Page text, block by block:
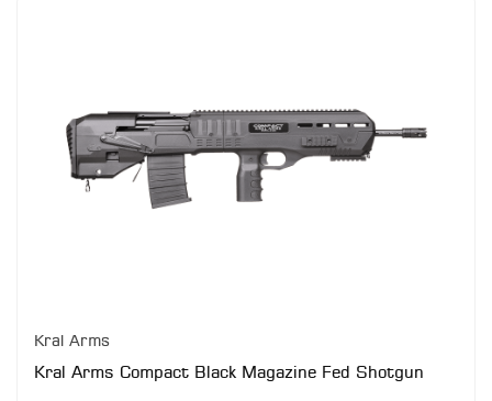
Kral Arms
Kral Arms Compact Black Magazine Fed Shotgun